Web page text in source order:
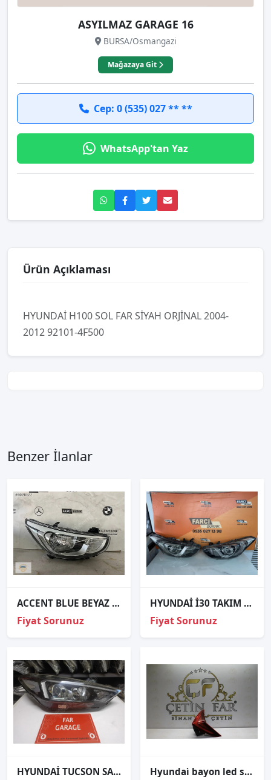
ASYILMAZ GARAGE 16
BURSA/Osmangazi
Mağazaya Git
Cep: 0 (535) 027 ** **
WhatsApp'tan Yaz
Ürün Açıklaması
HYUNDAİ H100 SOL FAR SİYAH ORJİNAL 2004-
2012 92101-4F500
Benzer İlanlar
ACCENT BLUE BEYAZ KAŞ SAĞ FAR SIFIR
Fiyat Sorunuz
HYUNDAİ İ30 TAKIM FAR ORJİNAL
Fiyat Sorunuz
HYUNDAİ TUCSON SAG FAR Hyundai̇ bayon led sağ stop sıfır i̇thal 92402-q0600